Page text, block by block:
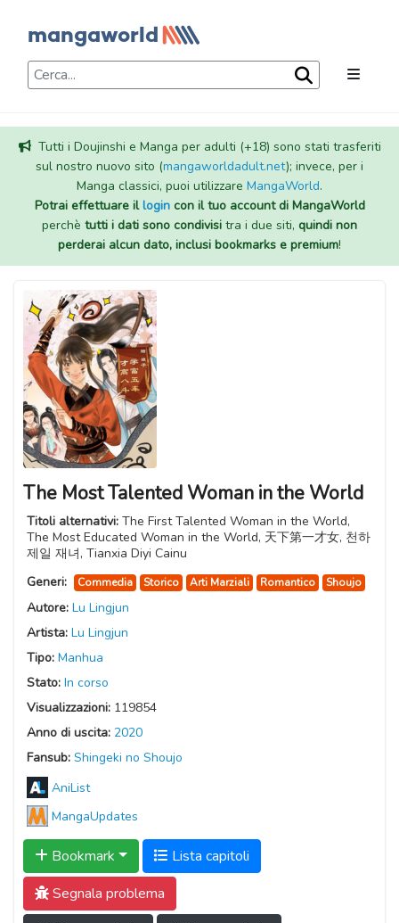
Tutti i Doujinshi e Manga per adulti (+18) sono stati trasferiti
sul nostro nuovo sito (mangaworldadult.net); invece, per i
Manga classici, puoi utilizzare MangaWorld.
Potrai effettuare illogincon il tuo account di MangaWorld
perchè tutti i dati sono condivisi tra i due siti, quindi non
perderai alcun dato, inclusi bookmarks e premium!
The Most Talented Woman in the World
Titoli alternativi: The First Talented Woman in the World,
The Most Educated Woman in the World, 天下第一才女, 천하
제일 재녀, Tianxia Diyi Cainu
Generi:
Commedia Storico Arti Marziali Romantico Shoujo
Autore: Lu Lingjun
Artista: Lu Lingjun
Tipo: Manhua
Stato: In corso
Visualizzazioni: 119854
Anno di uscita: 2020
Fansub: Shingeki no Shoujo
AniList
MangaUpdates
Bookmark
Lista capitoli
Segnala problema